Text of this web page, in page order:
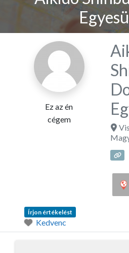
Ez az én
cégem
Írjon értékelést
Kedvenc